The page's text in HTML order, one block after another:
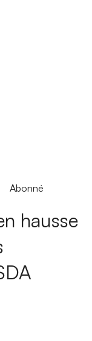
Abonné
hausse